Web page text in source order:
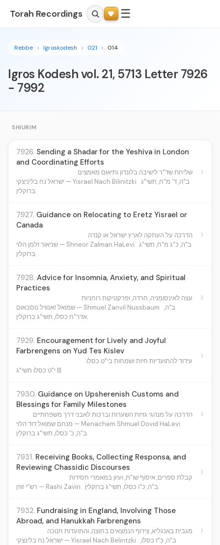
Torah Recordings ☰
Rebbe Igroskodesh 021 014
Igros Kodesh vol. 21, 5713 Letter 7926
- 7992
SHIURIM
7926. Sending a Shadar for the Yeshiva in London
and Coordinating Efforts
שליחת שד"ר לישיבה בלונדון ותיאום מאמצים
ישראל נח בליניצקי — Yisrael Nach Bilinitzki ב"ה, ד' מ"ח, תשי"ג
ברוקלין.
›
7927. Guidance on Relocating to Eretz Yisrael or
Canada
הדרכה על העתקה לארץ ישראל או קנדה
שניאור זלמן הלוי — Shneor Zalman HaLevi ב"ה, כ"ג מ"ח, תשי"ג
ברוקלין.
›
7928. Advice for Insomnia, Anxiety, and Spiritual
Practices
עצה לאינסומניה, חרדה, ופרקטיקות רוחניות
שמואל זאנוויל נוסבאום — Shmuel Zanvil Nussbaum ב"ה,
אדר"ח כסלו, תשי"ג ברוקלין.
›
7929. Encouragement for Lively and Joyful
Farbrengens on Yud Tes Kislev
עידוד להתועדיות חיות ושמחות בי"ט כסלו
י"ט כסלו תשי"ג |||
›
7930. Guidance on Upsherenish Customs and
Blessings for Family Milestones
הדרכה על מנהגי גזיזת השערות וברכות לאבני דרך משפחתיים
מנחם שמואל דוד הלוי — Menachem Shmuel Dovid HaLevi
ב"ה, כ' כסלו, תשי"ג ברוקלין.
›
7931. Receiving Books, Collecting Responsa, and
Reviewing Chassidic Discourses
קבלת ספרים, איסוף שו"ת, ועיון במאמרי חסידות
רש"י זווין — Rashi Zavin
ב"ה, כ"ו כסלו, תשי"ג ברוקלין.
›
7932. Fundraising in England, Involving Those
Abroad, and Hanukkah Farbrengens
מגבית באנגליא, צירוף הנמצאים בחוצה, והתועדות חנוכה
ישראל נח בלינצקי — Yisrael Nach Belintzki ב"ה, כ"ז כסלו,
›